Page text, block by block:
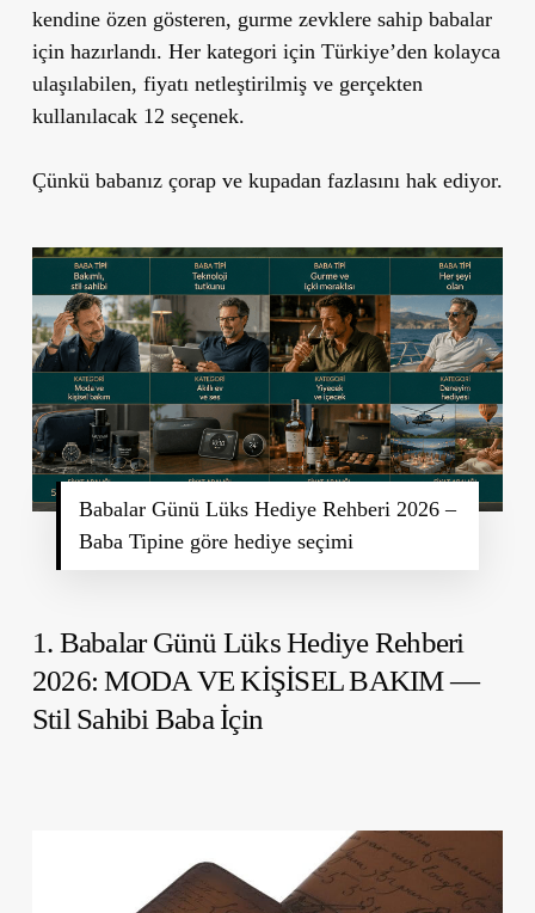
kendine özen gösteren, gurme zevklere sahip babalar
için hazırlandı. Her kategori için Türkiye’den kolayca
ulaşılabilen, fiyatı netleştirilmiş ve gerçekten
kullanılacak 12 seçenek.
Çünkü babanız çorap ve kupadan fazlasını hak ediyor.
Babalar Günü Lüks Hediye Rehberi 2026 –
Baba Tipine göre hediye seçimi
1. Babalar Günü Lüks Hediye Rehberi
2026:MODA VE KİŞİSEL BAKIM —
Stil Sahibi Baba İçin